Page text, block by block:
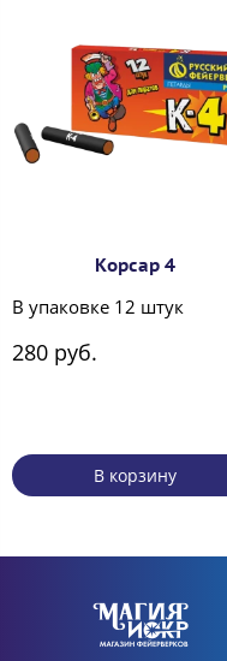
Корсар 4
В упаковке 12 штук
280 руб.
В корзину